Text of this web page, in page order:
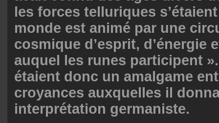
les forces telluriques
monde est animé par une
cosmique d’esprit, d’énergie
auquel les runes participent
étaient donc un amalgame
croyances auxquelles il
interprétation germaniste.